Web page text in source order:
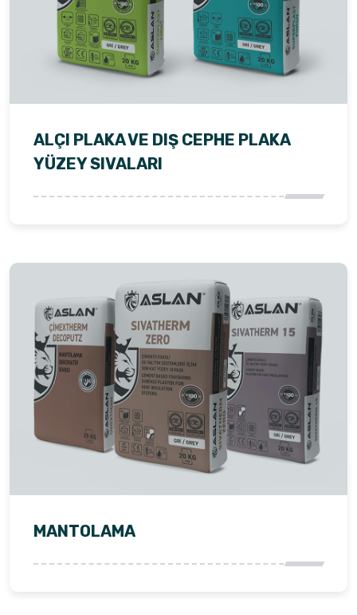
ALÇI PLAKA VE DIŞ CEPHE PLAKA
YÜZEY SIVALARI
MANTOLAMA